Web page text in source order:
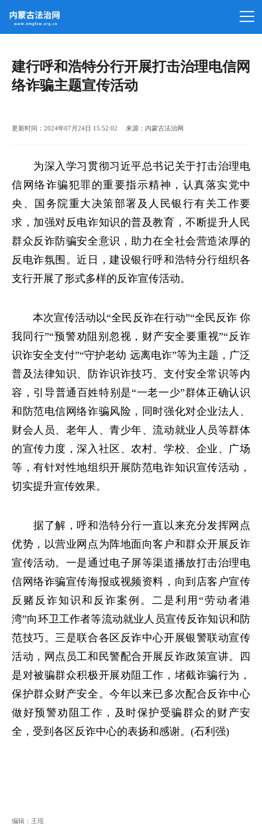
建行呼和浩特分行开展打击治理电信网
络诈骗主题宣传活动
更新时间：2024年07月24日 15:52:02 来源：内蒙古法治网
为深入学习贯彻习近平总书记关于打击治理电
信网络诈骗犯罪的重要指示精神，认真落实党中
央、国务院重大决策部署及人民银行有关工作要
求，加强对反电诈知识的普及教育，不断提升人民
群众反诈防骗安全意识，助力在全社会营造浓厚的
反电诈氛围。近日，建设银行呼和浩特分行组织各
支行开展了形式多样的反诈宣传活动。
本次宣传活动以“全民反诈在行动”“全民反诈 你
我同行”“预警劝阻别忽视，财产安全要重视”“反诈
识诈安全支付”“守护老幼 远离电诈”等为主题，广泛
普及法律知识、防诈识诈技巧、支付安全常识等内
容，引导普通百姓特别是“一老一少”群体正确认识
和防范电信网络诈骗风险，同时强化对企业法人、
财会人员、老年人、青少年、流动就业人员等群体
的宣传力度，深入社区、农村、学校、企业、广场
等，有针对性地组织开展防范电诈知识宣传活动，
切实提升宣传效果。
据了解，呼和浩特分行一直以来充分发挥网点
优势，以营业网点为阵地面向客户和群众开展反诈
宣传活动。一是通过电子屏等渠道播放打击治理电
信网络诈骗宣传海报或视频资料，向到店客户宣传
反赌反诈知识和反诈案例。二是利用“劳动者港
湾”向环卫工作者等流动就业人员宣传反诈知识和防
范技巧。三是联合各区反诈中心开展银警联动宣传
活动，网点员工和民警配合开展反诈政策宣讲。四
是对被骗群众积极开展劝阻工作，堵截诈骗行为，
保护群众财产安全。今年以来已多次配合反诈中心
做好预警劝阻工作，及时保护受骗群众的财产安
全，受到各区反诈中心的表扬和感谢。(石利强)
编辑：王瑶